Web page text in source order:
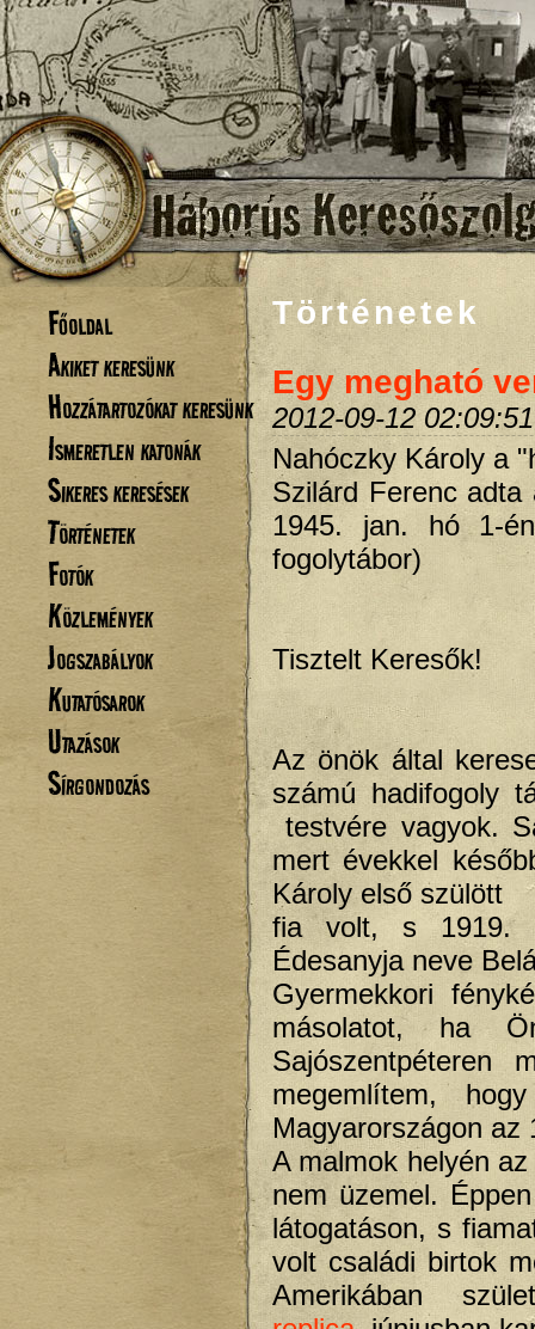
Főoldal
Akiket keresünk
Hozzátartozókat keresünk
Ismeretlen katonák
Sikeres keresések
Történetek
Fotók
Közlemények
Jogszabályok
Kutatósarok
Utazások
Sírgondozás
Történetek
Egy megható
2012-09-12 02:09:51
Nahóczky Károly a
Szilárd Ferenc
1945. jan. hó 1-
fogolytábor)
Tisztelt Keresők!
Az önök által
számú hadifogoly
testvére vagyok.
mert évekkel
Károly első szülött
fia volt, s 1919.
Édesanyja neve
Gyermekkori
másolatot, ha
Sajószentpéteren
megemlítem,
Magyarországon az
A malmok helyén
nem üzemel.
látogatáson, s
volt családi birtok
Amerikában